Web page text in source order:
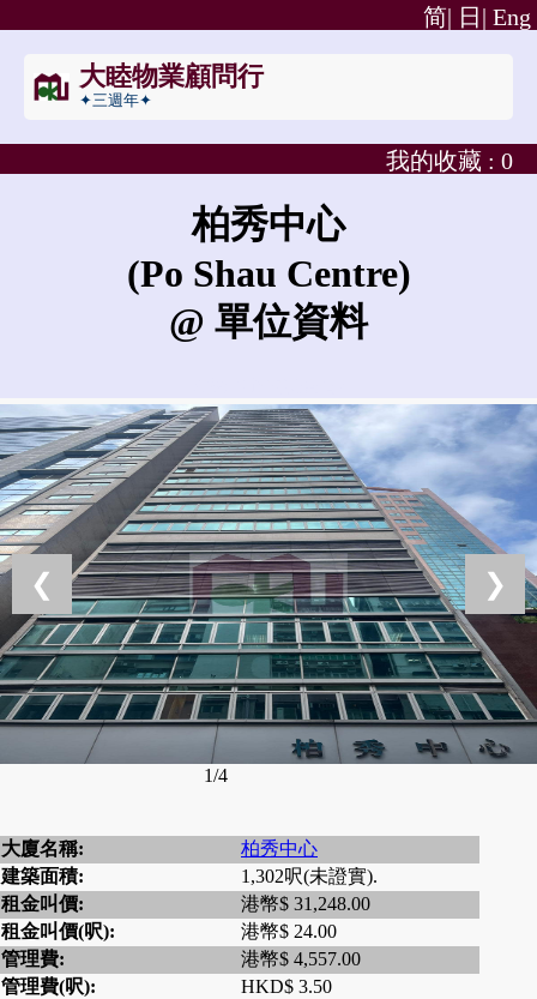
Eng
日|
简|
大睦物業顧問行
✦三週年✦
我的收藏 : 0
柏秀中心
(Po Shau Centre)
@ 單位資料
❮ ❯
1/4
大廈名稱:
柏秀中心
建築面積:
1,302呎(未證實).
租金叫價:
港幣$ 31,248.00
租金叫價(呎):
港幣$ 24.00
管理費:
港幣$ 4,557.00
管理費(呎):
HKD$ 3.50